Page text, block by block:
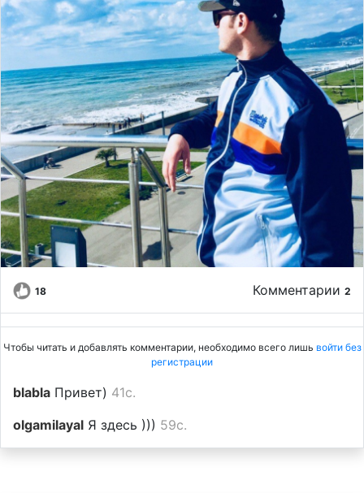
18 Комментарии 2
Чтобы читать и добавлять комментарии, необходимо всего лишь войти без
регистрации
blabla Привет) 41с.
olgamilayal Я здесь ))) 59с.